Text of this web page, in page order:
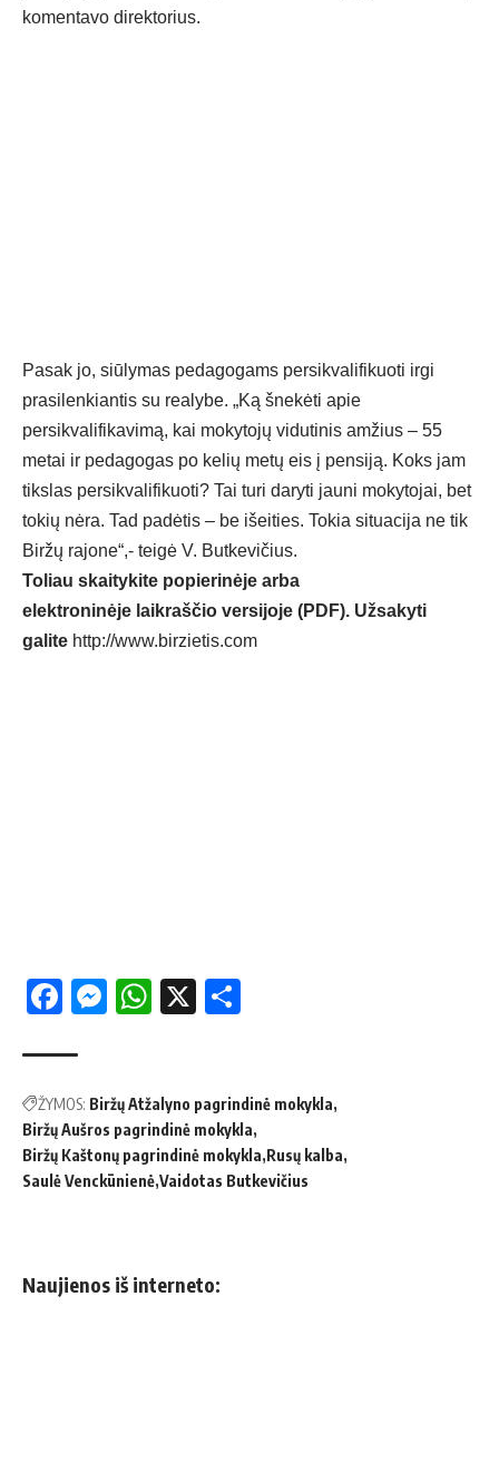
komentavo direktorius.
Pasak jo, siūlymas pedagogams persikvalifikuoti irgi
prasilenkiantis su realybe. „Ką šnekėti apie
persikvalifikavimą, kai mokytojų vidutinis amžius – 55
metai ir pedagogas po kelių metų eis į pensiją. Koks jam
tikslas persikvalifikuoti? Tai turi daryti jauni mokytojai, bet
tokių nėra. Tad padėtis – be išeities. Tokia situacija ne tik
Biržų rajone“,- teigė V. Butkevičius.
Toliau skaitykite popierinėje arba
elektroninėje laikraščio versijoje (PDF). Užsakyti
galite http://www.birzietis.com
Facebook
Messenger
WhatsApp
X
ŽYMOS: Biržų Atžalyno pagrindinė mokykla
Biržų Aušros pagrindinė mokykla
Biržų Kaštonų pagrindinė mokykla Rusų kalba
Saulė Venckūnienė Vaidotas Butkevičius
Naujienos iš interneto: